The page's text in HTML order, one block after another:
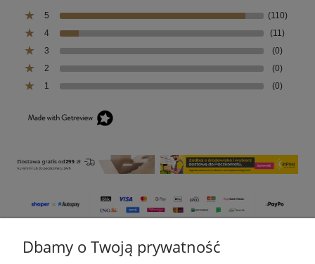
5
(110)
4
(11)
3
(0)
2
(0)
1
(0)
Pomoc
Dbamy o Twoją prywatność